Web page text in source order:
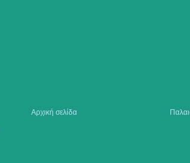
Αρχική σελίδα